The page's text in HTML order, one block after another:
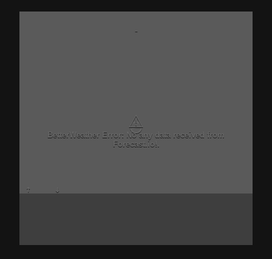
-
⚠
BetterWeather Error: No any data received from
Forecast.io!.